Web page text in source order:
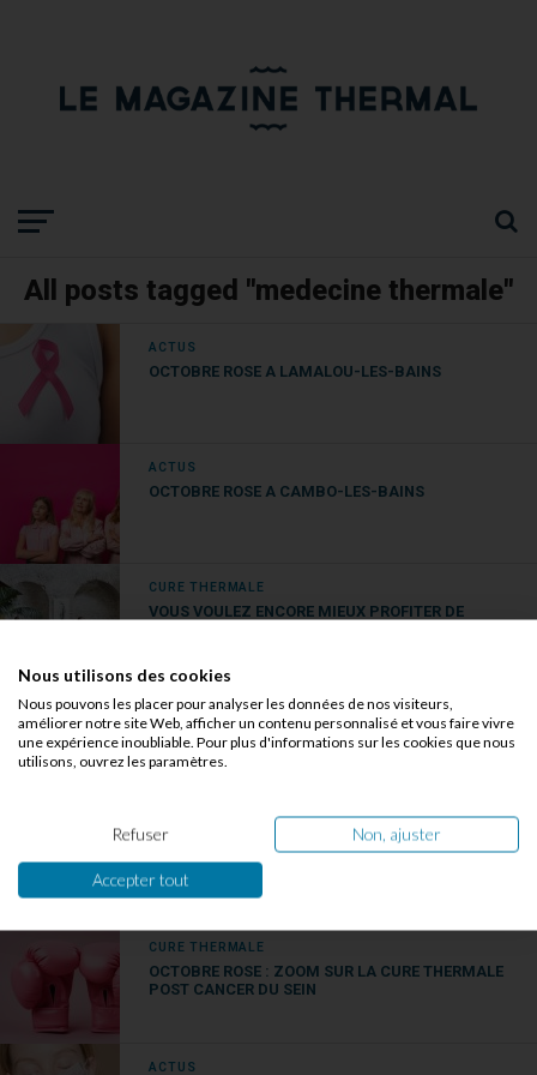
All posts tagged "medecine thermale"
ACTUS
OCTOBRE ROSE A LAMALOU-LES-BAINS
ACTUS
OCTOBRE ROSE A CAMBO-LES-BAINS
CURE THERMALE
VOUS VOULEZ ENCORE MIEUX PROFITER DE
ACTUS
APPRENDRE À MIEUX VIVRE LE SURPOIDS ET LE
DIABÈTE AUX THERMES DU BOULOU
UN DOUBLE ANNIVERSAIRE POUR LA STATION DE
CRANSAC-LES-THERMES
CURE THERMALE
OCTOBRE ROSE : ZOOM SUR LA CURE THERMALE
POST CANCER DU SEIN
ACTUS
Nous utilisons des cookies
Nous pouvons les placer pour analyser les données de nos visiteurs,
améliorer notre site Web, afficher un contenu personnalisé et vous faire vivre
une expérience inoubliable. Pour plus d'informations sur les cookies que nous
utilisons, ouvrez les paramètres.
Refuser Non, ajuster
Accepter tout